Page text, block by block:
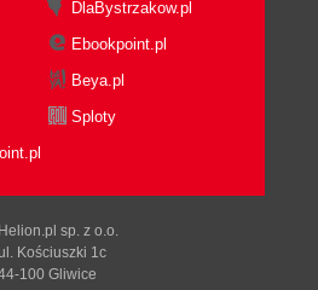
DlaBystrzakow.pl
Ebookpoint.pl
Beya.pl
Sploty
Helion.pl sp. z o.o.
Kościuszki 1c
100 Gliwice